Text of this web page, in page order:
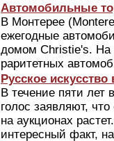
Автомобильные
В Монтерее
ежегодные
домом Christie's. На
раритетных
Русское
В течение пяти лет
голос заявляют,
на аукционах
интересный факт,